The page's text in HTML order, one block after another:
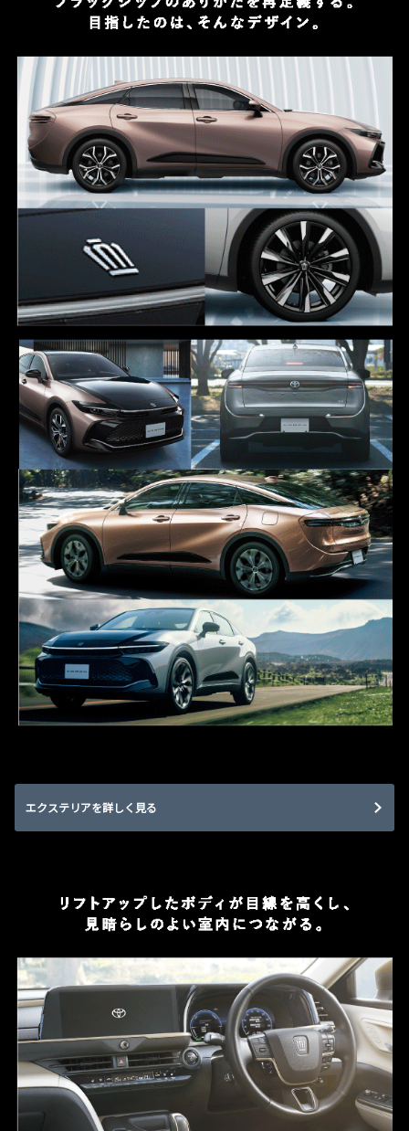
エクステリアを詳しく見る